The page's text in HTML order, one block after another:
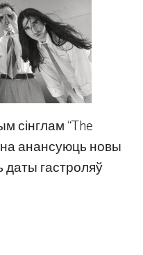
сінглам “The
анансуюць новы
даты гастроляў